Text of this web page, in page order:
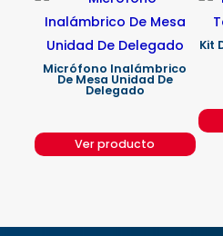
Micrófono Inalámbrico
De Mesa Unidad De
Delegado
Ver producto
Kit